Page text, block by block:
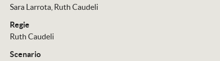
Sara Larrota Ruth Caudeli
Regie
Ruth Caudeli
Scenario